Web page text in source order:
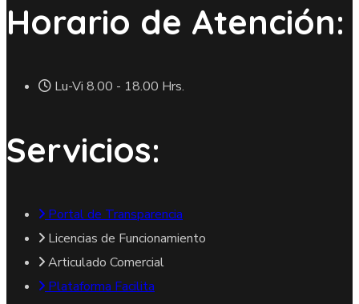
Horario de Atención:
Lu-Vi 8.00 - 18.00 Hrs.
Servicios:
Portal de Transparencia
Licencias de Funcionamiento
Articulado Comercial
Plataforma Facilita